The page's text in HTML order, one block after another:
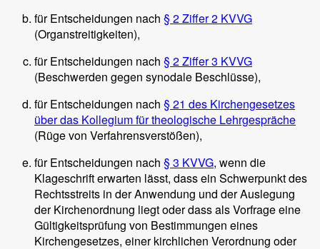
für Entscheidungen nach § 2 Ziffer 2 KVVG
(Organstreitigkeiten),
für Entscheidungen nach § 2 Ziffer 3 KVVG
(Beschwerden gegen synodale Beschlüsse),
für Entscheidungen nach § 21 des Kirchengesetzes
über das Kollegium für theologische Lehrgespräche
(Rüge von Verfahrensverstößen),
für Entscheidungen nach § 3 KVVG, wenn die
Klageschrift erwarten lässt, dass ein Schwerpunkt des
Rechtsstreits in der Anwendung und der Auslegung
der Kirchenordnung liegt oder dass als Vorfrage eine
Gültigkeitsprüfung von Bestimmungen eines
Kirchengesetzes, einer kirchlichen Verordnung oder